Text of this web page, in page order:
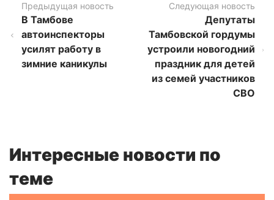
Предыдущая новость
В Тамбове
автоинспекторы
усилят работу в
зимние каникулы
Следующая новость
Депутаты
Тамбовской гордумы
устроили новогодний
праздник для детей
из семей участников
СВО
Интересные новости по
теме